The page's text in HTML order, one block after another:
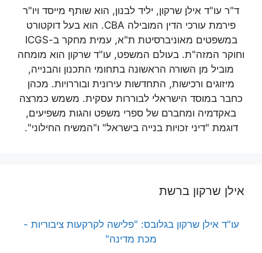
ד"ר עו"ד אילן שרקון, יליד לבנון, הוא שותף מייסד ויו"ר
פירמת עורכי הדין המובילה CBA. הוא בעל דוקטורט
במשפטים מאוניברסיטת ת"א, עמית מחקר ב-ICGS
וחוקר המזה"ת. בעולם המשפט, עו"ד שרקון הוא מומחה
מוביל מן השורה הראשונה בתחומי התכנון והבנייה,
מיזוגים ורכישות, התחדשות עירונית ובוררויות. מכהן
כחבר במוסד הישראלי לבוררות עסקית. משמש כמרצה
באקדמיה ומחברם של ספרי משפט והגות משפיעים,
דוגמת "דיני זכויות בנייה בישראל" ו"המשיח החילוני".
אילן שרקון ברשת
עו"ד אילן שרקון בגלובס: "פלישה לקרקעות ציבוריות -
מכת מדינה"